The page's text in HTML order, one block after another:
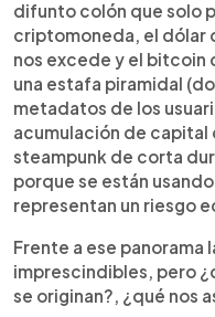
difunto colón que solo
criptomoneda, el dólar
nos excede y el bitcoin
una estafa piramidal
metadatos de los
acumulación de
steampunk de corta
porque se están
representan un riesgo
Frente a ese panorama
imprescindibles, pero
se originan?, ¿qué nos